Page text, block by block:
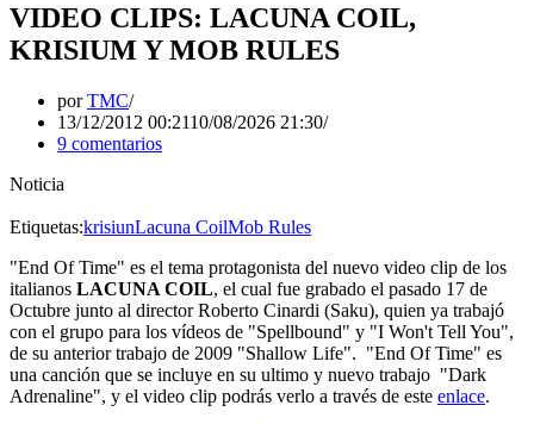
VIDEO CLIPS: LACUNA COIL,
KRISIUM Y MOB RULES
porTMC
13/12/2012 00:2110/08/2026 21:30
9 comentarios
Noticia
Etiquetas:krisiunLacuna CoilMob Rules
"End Of Time" es el tema protagonista del nuevo video clip de los
italianos LACUNA COIL, el cual fue grabado el pasado 17 de
Octubre junto al director Roberto Cinardi (Saku), quien ya trabajó
con el grupo para los vídeos de "Spellbound" y "I Won't Tell You",
de su anterior trabajo de 2009 "Shallow Life". "End Of Time" es
una canción que se incluye en su ultimo y nuevo trabajo "Dark
Adrenaline", y el video clip podrás verlo a través de este enlace.